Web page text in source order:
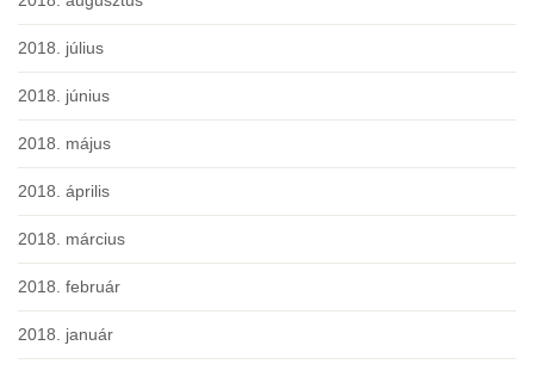
2018. július
2018. június
2018. május
2018. április
2018. március
2018. február
2018. január